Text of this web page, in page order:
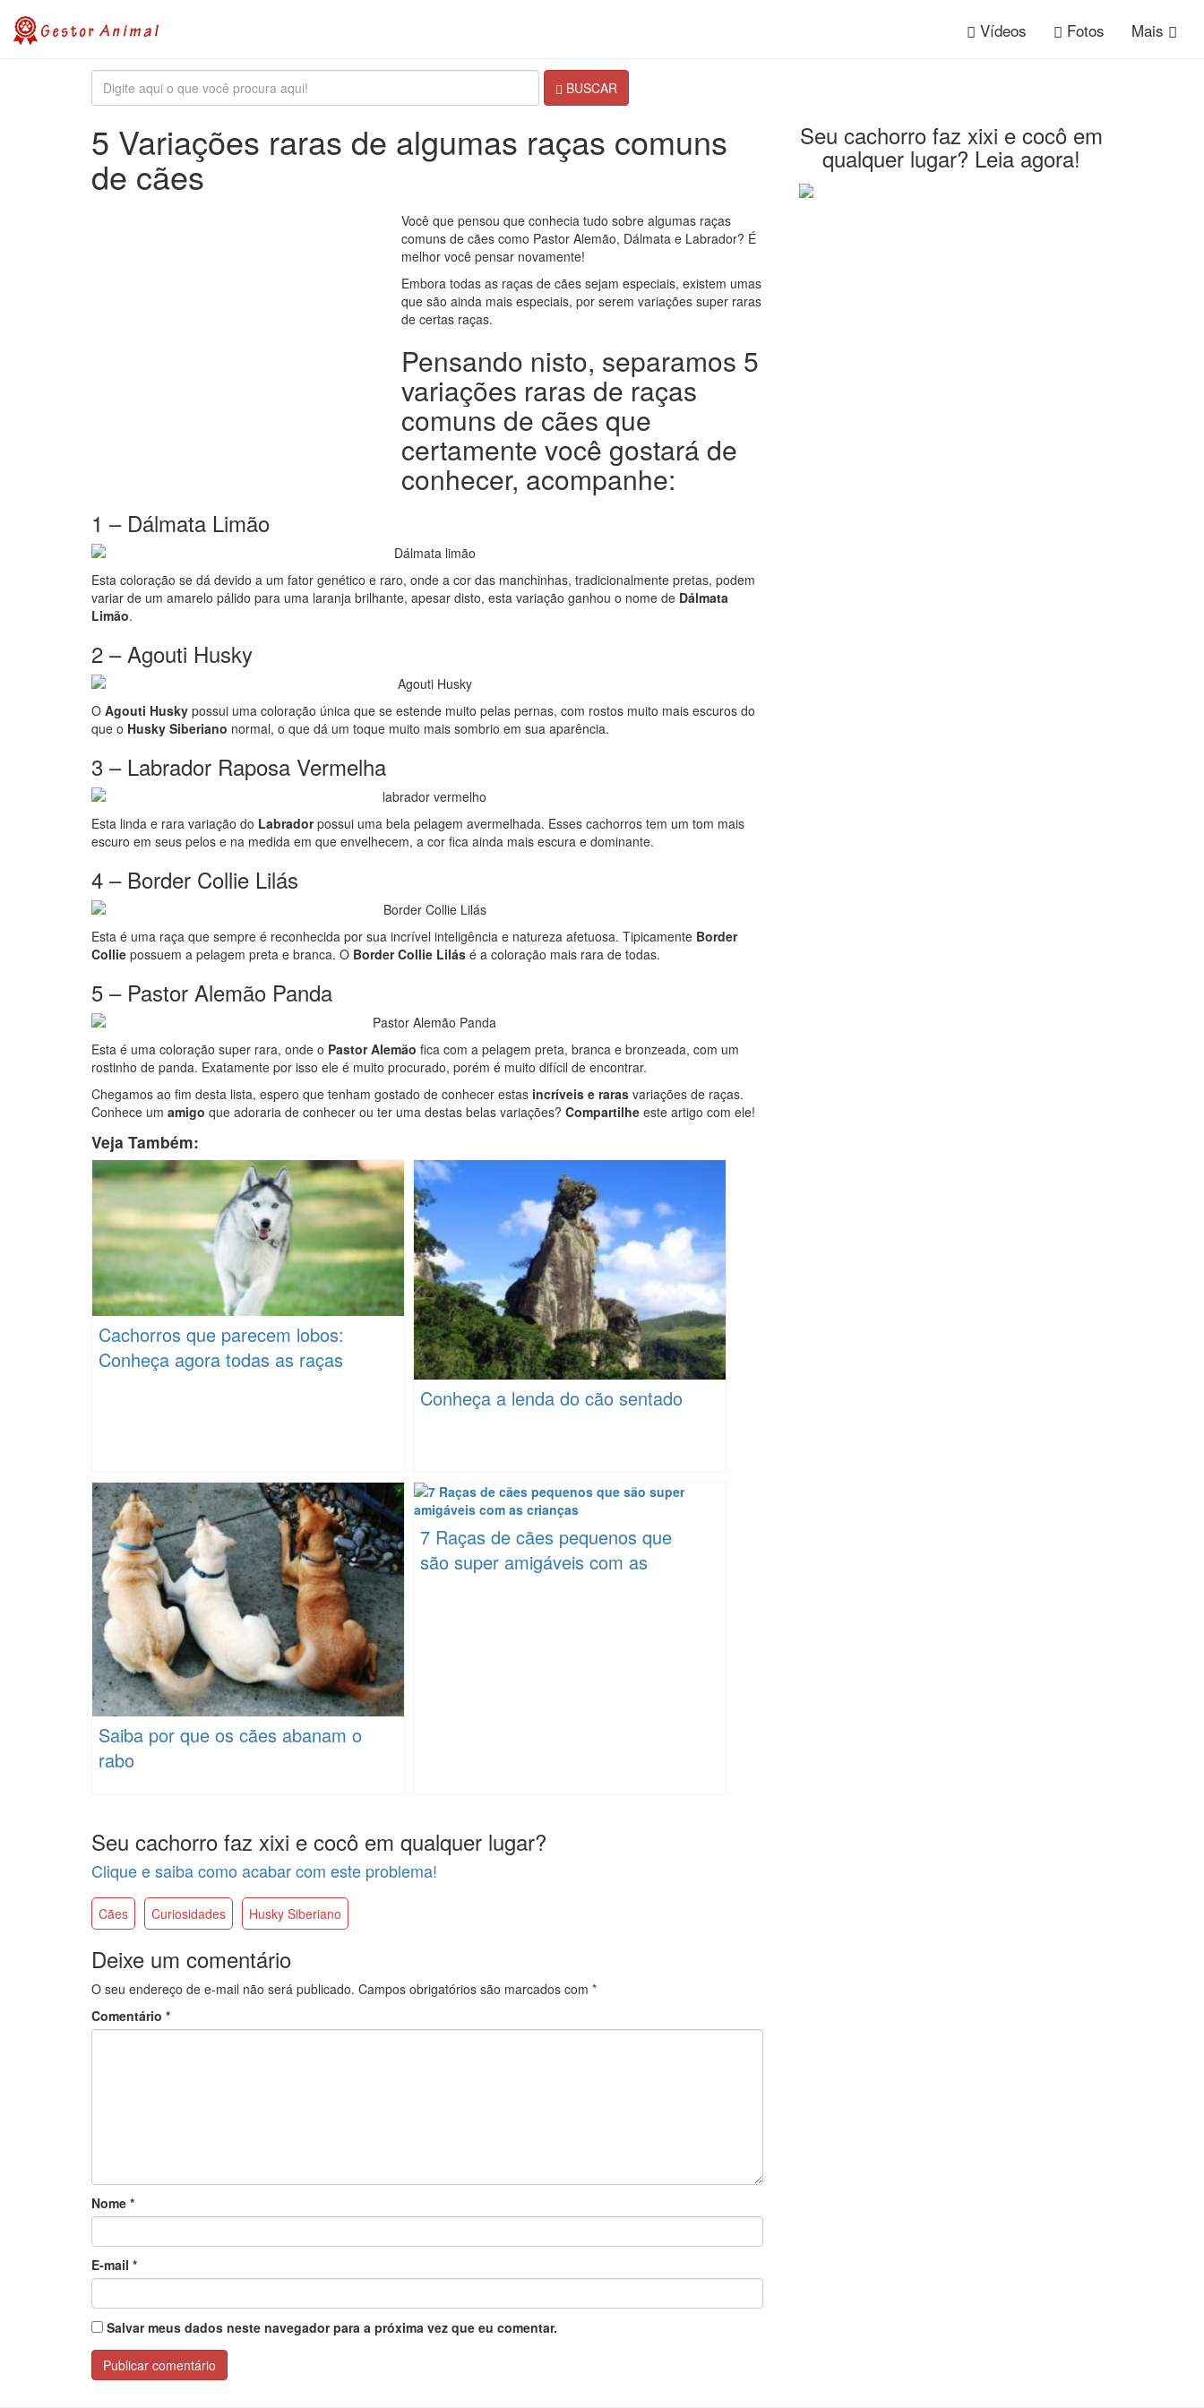
Vídeos Fotos Mais
BUSCAR
5 Variações raras de algumas raças comuns
de cães
Você que pensou que conhecia tudo sobre algumas raças
comuns de cães como Pastor Alemão, Dálmata e Labrador? É
melhor você pensar novamente!
Embora todas as raças de cães sejam especiais, existem umas
que são ainda mais especiais, por serem variações super raras
de certas raças.
Pensando nisto, separamos 5
variações raras de raças
comuns de cães que
certamente você gostará de
conhecer, acompanhe:
1 – Dálmata Limão
Esta coloração se dá devido a um fator genético e raro, onde a cor das manchinhas, tradicionalmente pretas, podem
variar de um amarelo pálido para uma laranja brilhante, apesar disto, esta variação ganhou o nome de Dálmata
Limão.
2 – Agouti Husky
O Agouti Husky possui uma coloração única que se estende muito pelas pernas, com rostos muito mais escuros do
que o Husky Siberiano normal, o que dá um toque muito mais sombrio em sua aparência.
3 – Labrador Raposa Vermelha
Esta linda e rara variação do Labradorpossui uma bela pelagem avermelhada. Esses cachorros tem um tom mais
escuro em seus pelos e na medida em que envelhecem, a cor fica ainda mais escura e dominante.
4 – Border Collie Lilás
Esta é uma raça que sempre é reconhecida por sua incrível inteligência e natureza afetuosa. Tipicamente Border
Collie possuem a pelagem preta e branca. O Border Collie Lilás é a coloração mais rara de todas.
5 – Pastor Alemão Panda
Esta é uma coloração super rara, onde o Pastor Alemão fica com a pelagem preta, branca e bronzeada, com um
rostinho de panda. Exatamente por isso ele é muito procurado, porém é muito difícil de encontrar.
Chegamos ao fim desta lista, espero que tenham gostado de conhecer estas incríveis e raras variações de raças.
Conhece um amigo que adoraria de conhecer ou ter uma destas belas variações? Compartilhe este artigo com ele!
Veja Também:
Cachorros que parecem lobos:
Conheça agora todas as raças
Conheça a lenda do cão sentado
Saiba por que os cães abanam o
rabo
7 Raças de cães pequenos que
são super amigáveis com as
Seu cachorro faz xixi e cocô em qualquer lugar?
Clique e saiba como acabar com este problema!
Cães Curiosidades Husky Siberiano
Deixe um comentário
O seu endereço de e-mail não será publicado. Campos obrigatórios são marcados com *
Comentário *
Nome *
E-mail *
Salvar meus dados neste navegador para a próxima vez que eu comentar.
Seu cachorro faz xixi e cocô em
qualquer lugar? Leia agora!